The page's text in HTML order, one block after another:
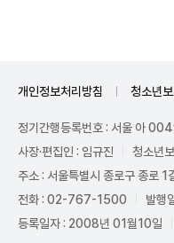
개인정보처리방침 청소년
정기간행등록번호 : 서울 아
사장·편집인 : 임규진
청소년
주소 : 서울특별시 종로구 종로
전화 : 02-767-1500
발행
등록일자 : 2008년 01월10일